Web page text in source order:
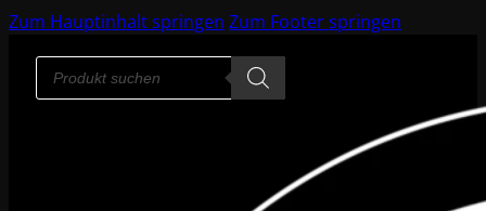
Zum Hauptinhalt springen Zum Footer springen
Products
search